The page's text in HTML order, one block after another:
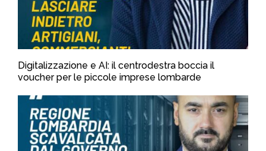
Digitalizzazione e AI: il centrodestra boccia il
voucher per le piccole imprese lombarde